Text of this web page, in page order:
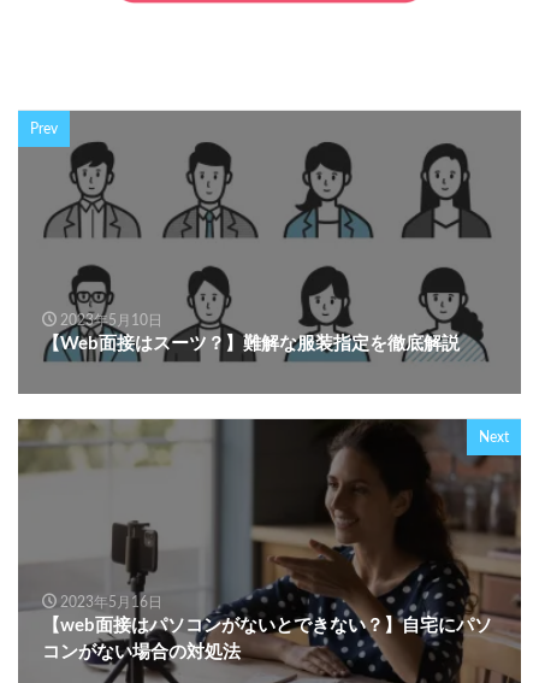
Prev
2023年5月10日
【Web面接はスーツ？】難解な服装指定を徹底解説
Next
2023年5月16日
【web面接はパソコンがないとできない？】自宅にパソ
コンがない場合の対処法